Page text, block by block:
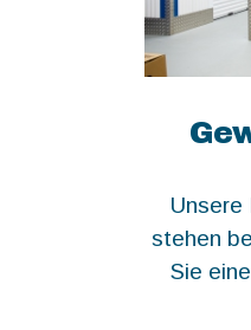
Unsere
stehen
Sie